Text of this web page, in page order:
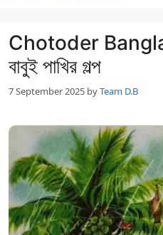
Chotoder Bangla
বাবুই পাখির গল্প
7 September 2025 byTeam D.B